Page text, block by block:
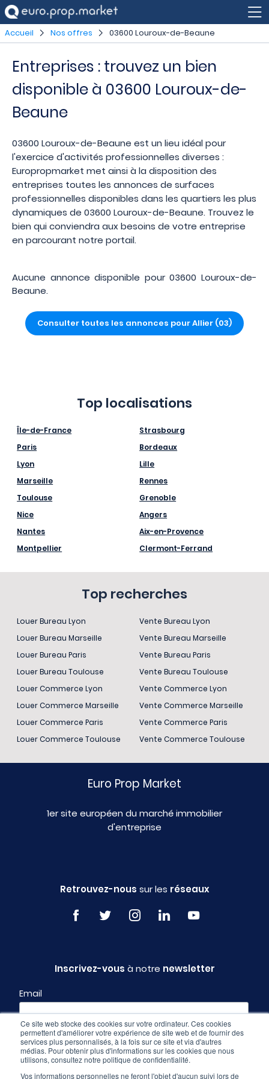
Ce site web stocke des cookies sur votre ordinateur. Ces cookies
permettent d'améliorer votre expérience de site web et de fournir des
services plus personnalisés, à la fois sur ce site et via d'autres
médias. Pour obtenir plus d'informations sur les cookies que nous
utilisons, consultez notre politique de confidentialité.
Vos informations personnelles ne feront l'objet d'aucun suivi lors de
Accueil Nos offres 03600 Louroux-de-Beaune
Entreprises : trouvez un bien
disponible à 03600 Louroux-de-
Beaune
03600 Louroux-de-Beaune est un lieu idéal pour
l'exercice d'activités professionnelles diverses :
Europropmarket met ainsi à la disposition des
entreprises toutes les annonces de surfaces
professionnelles disponibles dans les quartiers les plus
dynamiques de 03600 Louroux-de-Beaune. Trouvez le
bien qui conviendra aux besoins de votre entreprise
en parcourant notre portail.
Aucune annonce disponible pour 03600 Louroux-de-
Beaune.
Consulter toutes les annonces pour Allier (03)
Top localisations
Île-de-France
Paris
Lyon
Marseille
Toulouse
Nice
Nantes
Montpellier
Strasbourg
Bordeaux
Lille
Rennes
Grenoble
Angers
Aix-en-Provence
Clermont-Ferrand
Top recherches
Louer Bureau Lyon
Louer Bureau Marseille
Louer Bureau Paris
Louer Bureau Toulouse
Louer Commerce Lyon
Louer Commerce Marseille
Louer Commerce Paris
Louer Commerce Toulouse
Vente Bureau Lyon
Vente Bureau Marseille
Vente Bureau Paris
Vente Bureau Toulouse
Vente Commerce Lyon
Vente Commerce Marseille
Vente Commerce Paris
Vente Commerce Toulouse
Euro Prop Market
1er site européen du marché immobilier
d'entreprise
Retrouvez-nous sur les réseaux
Inscrivez-vous à notre newsletter
Email
Profil